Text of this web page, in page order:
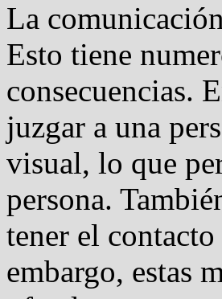
La
Esto tiene
consecuencias.
juzgar a una
visual, lo que
persona.
tener el
embargo, estas